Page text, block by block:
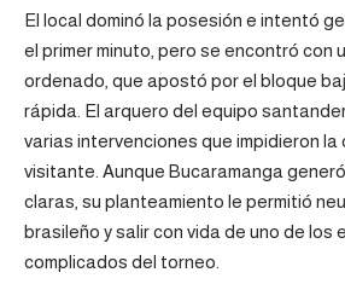
El local dominó la posesión e intentó
el primer minuto, pero se encontró con
ordenado, que apostó por el bloque
rápida. El arquero del equipo
varias intervenciones que impidieron
visitante. Aunque Bucaramanga
claras, su planteamiento le permitió
brasileño y salir con vida de uno de los
complicados del torneo.